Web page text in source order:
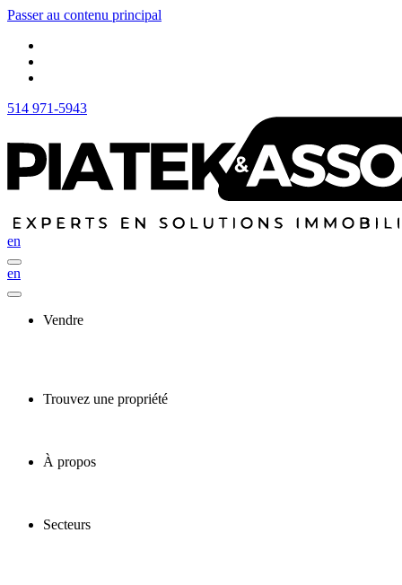
Passer au contenu principal
514 971-5943
en
en
Vendre
Trouvez une propriété
À propos
Secteurs